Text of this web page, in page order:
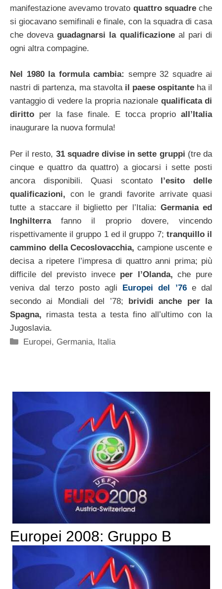
manifestazione avevamo trovato quattro squadreche
si giocavano semifinali e finale, con la squadra di casa
che dovevaguadagnarsi la qualificazione al pari di
ogni altra compagine.
Nel 1980 la formula cambia: sempre 32 squadre ai
nastri di partenza, ma stavolta il paese ospitante ha il
vantaggio di vedere la propria nazionale qualificata di
diritto per la fase finale. E tocca proprio all’Italia
inaugurare la nuova formula!
Per il resto, 31 squadre divise in sette gruppi (tre da
cinque e quattro da quattro) a giocarsi i sette posti
ancora disponibili. Quasi scontato l’esito delle
qualificazioni, con le grandi favorite arrivate quasi
tutte a staccare il biglietto per l’Italia: Germania ed
Inghilterrafanno il proprio dovere, vincendo
rispettivamente il gruppo 1 ed il gruppo 7; tranquillo il
cammino della Cecoslovacchia, campione uscente e
decisa a ripetere l’impresa di quattro anni prima; più
difficile del previsto invece per l’Olanda, che pure
veniva dal terzo posto agli Europei del ’76e dal
secondo ai Mondiali del ’78; brividi anche per la
Spagna, rimasta testa a testa fino all’ultimo con la
Jugoslavia.
Categorie
Europei, Germania, Italia
Europei 2008: Gruppo B